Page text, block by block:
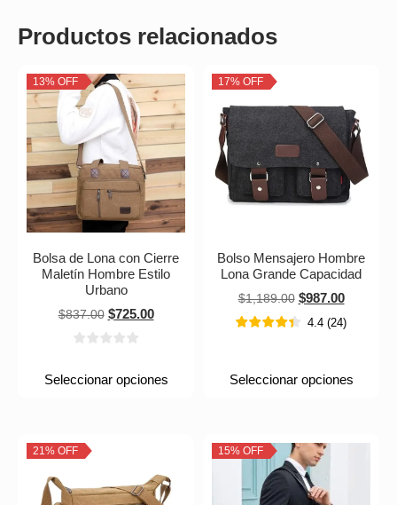
Productos relacionados
13% OFF
Bolsa de Lona con Cierre
Maletín Hombre Estilo
Urbano
$837.00 $725.00
Seleccionar opciones
17% OFF
Bolso Mensajero Hombre
Lona Grande Capacidad
$1,189.00 $987.00
4.4 (24)
Seleccionar opciones
21% OFF 15% OFF